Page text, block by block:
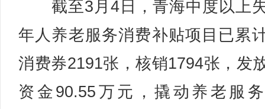
截至3月4日，青海中度以上
年人养老服务消费补贴项目已累
消费券2191张，核销1794张，发
资金90.55万元，撬动养老服